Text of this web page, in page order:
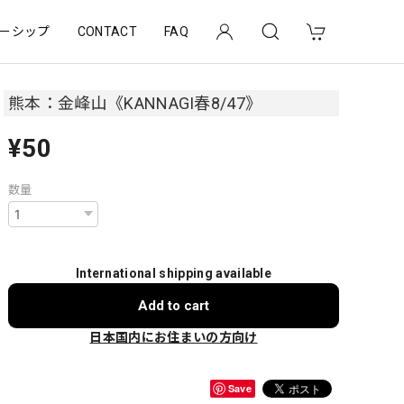
シップ CONTACT FAQ
熊本：金峰山《KANNAGI春8/47》
¥50
数量
International shipping available
Add to cart
日本国内にお住まいの方向け
Save